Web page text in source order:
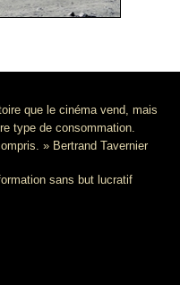
que le cinéma vend, mais
type de consommation.
» Bertrand Tavernier
sans but lucratif